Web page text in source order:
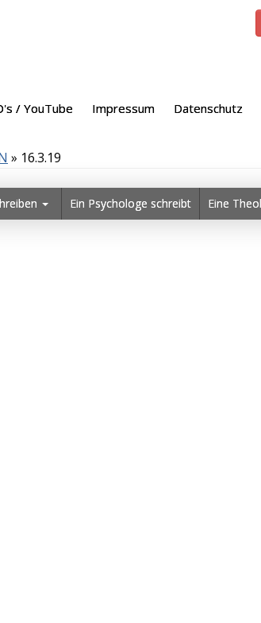
/ YouTube Impressum Datenschutz
» 16.3.19
Ein Psychologe schreibt Eine